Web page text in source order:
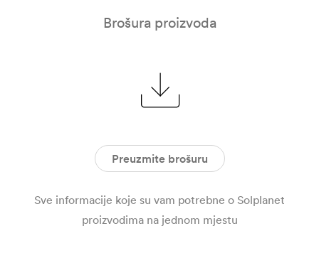
Brošura proizvoda
Preuzmite brošuru
Sve informacije koje su vam potrebne o Solplanet
proizvodima na jednom mjestu